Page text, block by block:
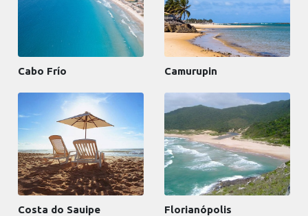
Cabo Frío Camurupin
Costa do Sauipe Florianópolis